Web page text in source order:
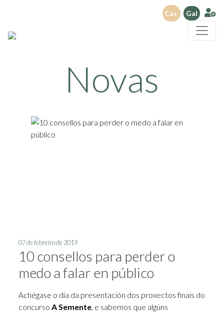
Cas Gal
Novas
07 de febreiro de 2019
10 consellos para perder o
medo a falar en público
Achégase o día da presentación dos proxectos finais do
concursoA Semente, e sabemos que algúns